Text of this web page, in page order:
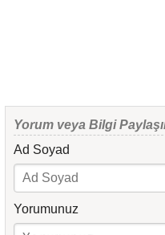
Yorum veya Bilgi
Ad Soyad
Yorumunuz